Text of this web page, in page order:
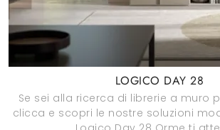
LOGICO DAY 28
Se sei alla ricerca di librerie a muro
clicca e scopri le nostre soluzioni